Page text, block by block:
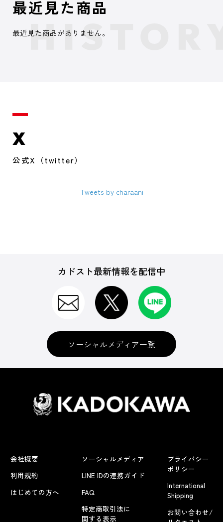
最近見た商品
最近見た商品がありません。
X
公式X（twitter）
Tweets by charaani
カドスト最新情報を配信中
ソーシャルメディア一覧
会社概要
利用規約
はじめての方へ
ソーシャルメディア
LINE IDの連携ガイド
FAQ
特定商取引法に
関する表示
プライバシー
ポリシー
International
Shipping
お問い合わせ/